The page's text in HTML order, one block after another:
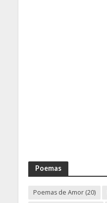
Poemas
Poemas de Amor(20)